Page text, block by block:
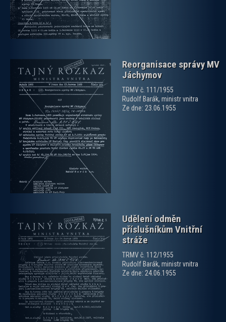
Reorganisace správy MV
Jáchymov
TRMV č. 111/1955
Rudolf Barák, ministr vnitra
Ze dne: 23.06.1955
Udělení odměn
příslušníkům Vnitřní
stráže
TRMV č. 112/1955
Rudolf Barák, ministr vnitra
Ze dne: 24.06.1955
zobrazit PDF dokument
zobrazit PDF dokument